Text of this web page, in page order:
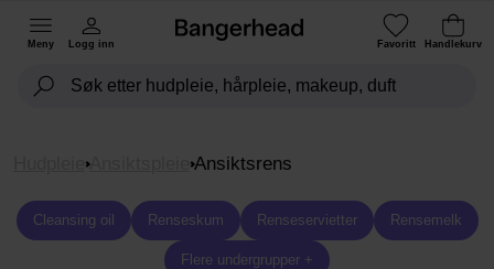
Meny Logg inn Favoritt Handlekurv
Ansiktspleie Ansiktsrens
Cleansing oil Renseskum Renseservietter Rensemelk
Flere undergrupper +